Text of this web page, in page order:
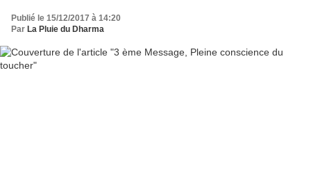
Publié le 15/12/2017 à 14:20
Par La Pluie du Dharma